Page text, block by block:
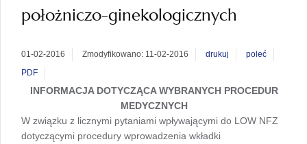
położniczo-ginekologicznych
01-02-2016 Zmodyfikowano: 11-02-2016 drukuj
poleć
PDF
INFORMACJA DOTYCZĄCA WYBRANYCH PROCEDUR
MEDYCZNYCH
W związku z licznymi pytaniami wpływającymi do LOW NFZ
dotyczącymi procedury wprowadzenia wkładki